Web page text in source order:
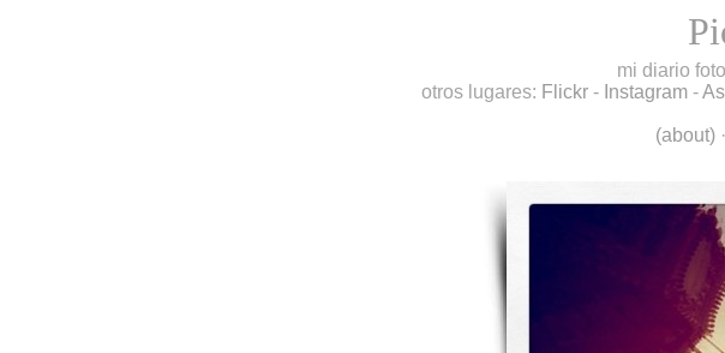
mi diario
otros lugares: Flickr - Instagram -
(about)·